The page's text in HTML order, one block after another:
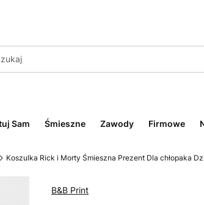
Sam Śmieszne Zawody Firmowe
Koszulka Rick i Morty Śmieszna Prezent Dla chłopaka
B&B Print